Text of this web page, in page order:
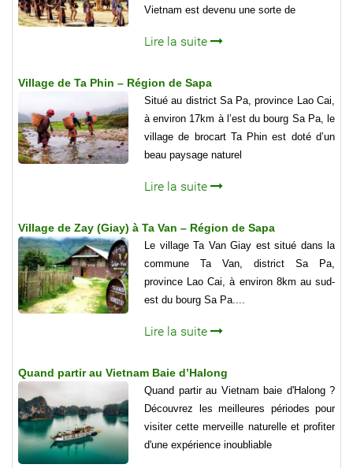
Vietnam est devenu une sorte de
Lire la suite
Village de Ta Phin – Région de Sapa
Situé au district Sa Pa, province Lao Cai,
à environ 17km à l’est du bourg Sa Pa, le
village de brocart Ta Phin est doté d’un
beau paysage naturel
Lire la suite
Village de Zay (Giay) à Ta Van – Région de Sapa
Le village Ta Van Giay est situé dans la
commune Ta Van, district Sa Pa,
province Lao Cai, à environ 8km au sud-
est du bourg Sa Pa....
Lire la suite
Quand partir au Vietnam Baie d’Halong
Quand partir au Vietnam baie d'Halong ?
Découvrez les meilleures périodes pour
visiter cette merveille naturelle et profiter
d'une expérience inoubliable